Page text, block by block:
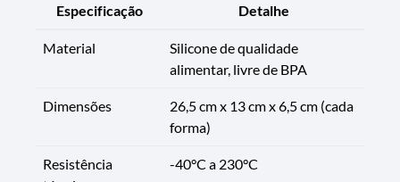
Especificação Detalhe
Material
Silicone de qualidade
alimentar, livre de BPA
Dimensões
26,5 cm x 13 cm x 6,5 cm (cada
forma)
Resistência
-40°C a 230°C